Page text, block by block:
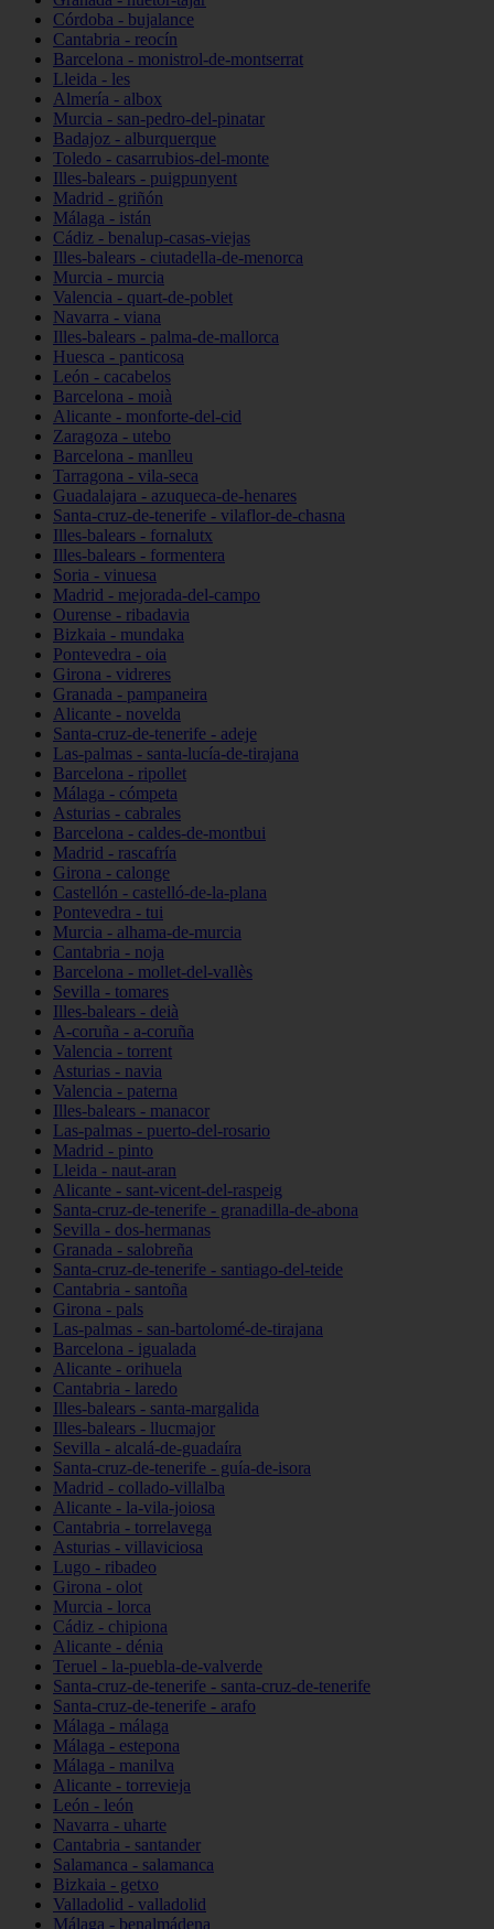
Córdoba - bujalance
Cantabria - reocín
Barcelona - monistrol-de-montserrat
Lleida - les
Almería - albox
Murcia - san-pedro-del-pinatar
Badajoz - alburquerque
Toledo - casarrubios-del-monte
Illes-balears - puigpunyent
Madrid - griñón
Málaga - istán
Cádiz - benalup-casas-viejas
Illes-balears - ciutadella-de-menorca
Murcia - murcia
Valencia - quart-de-poblet
Navarra - viana
Illes-balears - palma-de-mallorca
Huesca - panticosa
León - cacabelos
Barcelona - moià
Alicante - monforte-del-cid
Zaragoza - utebo
Barcelona - manlleu
Tarragona - vila-seca
Guadalajara - azuqueca-de-henares
Santa-cruz-de-tenerife - vilaflor-de-chasna
Illes-balears - fornalutx
Illes-balears - formentera
Soria - vinuesa
Madrid - mejorada-del-campo
Ourense - ribadavia
Bizkaia - mundaka
Pontevedra - oia
Girona - vidreres
Granada - pampaneira
Alicante - novelda
Santa-cruz-de-tenerife - adeje
Las-palmas - santa-lucía-de-tirajana
Barcelona - ripollet
Málaga - cómpeta
Asturias - cabrales
Barcelona - caldes-de-montbui
Madrid - rascafría
Girona - calonge
Castellón - castelló-de-la-plana
Pontevedra - tui
Murcia - alhama-de-murcia
Cantabria - noja
Barcelona - mollet-del-vallès
Sevilla - tomares
Illes-balears - deià
A-coruña - a-coruña
Valencia - torrent
Asturias - navia
Valencia - paterna
Illes-balears - manacor
Las-palmas - puerto-del-rosario
Madrid - pinto
Lleida - naut-aran
Alicante - sant-vicent-del-raspeig
Santa-cruz-de-tenerife - granadilla-de-abona
Sevilla - dos-hermanas
Granada - salobreña
Santa-cruz-de-tenerife - santiago-del-teide
Cantabria - santoña
Girona - pals
Las-palmas - san-bartolomé-de-tirajana
Barcelona - igualada
Alicante - orihuela
Cantabria - laredo
Illes-balears - santa-margalida
Illes-balears - llucmajor
Sevilla - alcalá-de-guadaíra
Santa-cruz-de-tenerife - guía-de-isora
Madrid - collado-villalba
Alicante - la-vila-joiosa
Cantabria - torrelavega
Asturias - villaviciosa
Lugo - ribadeo
Girona - olot
Murcia - lorca
Cádiz - chipiona
Alicante - dénia
Teruel - la-puebla-de-valverde
Santa-cruz-de-tenerife - santa-cruz-de-tenerife
Santa-cruz-de-tenerife - arafo
Málaga - málaga
Málaga - estepona
Málaga - manilva
Alicante - torrevieja
León - león
Navarra - uharte
Cantabria - santander
Salamanca - salamanca
Bizkaia - getxo
Valladolid - valladolid
Málaga - benalmádena